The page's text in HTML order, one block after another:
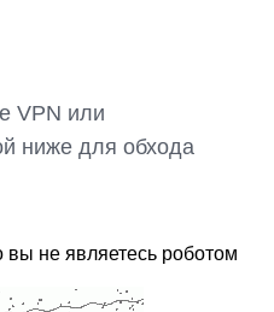
VPN или
ниже для обхода
вы не являетесь роботом